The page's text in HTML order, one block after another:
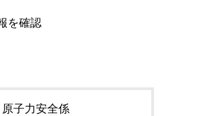
を確認
子力安全係